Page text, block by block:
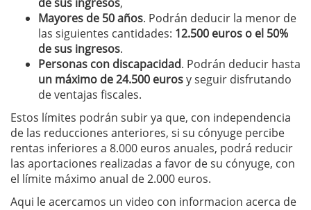
Mayores de 50 años. Podrán deducir la menor de
las siguientes cantidades: 12.500 euros o el 50%
de sus ingresos.
Personas con discapacidad. Podrán deducir hasta
un máximo de 24.500 eurosy seguir disfrutando
de ventajas fiscales.
Estos límites podrán subir ya que, con independencia
de las reducciones anteriores, si su cónyuge percibe
rentas inferiores a 8.000 euros anuales, podrá reducir
las aportaciones realizadas a favor de su cónyuge, con
el límite máximo anual de 2.000 euros.
Aqui le acercamos un video con informacion acerca de